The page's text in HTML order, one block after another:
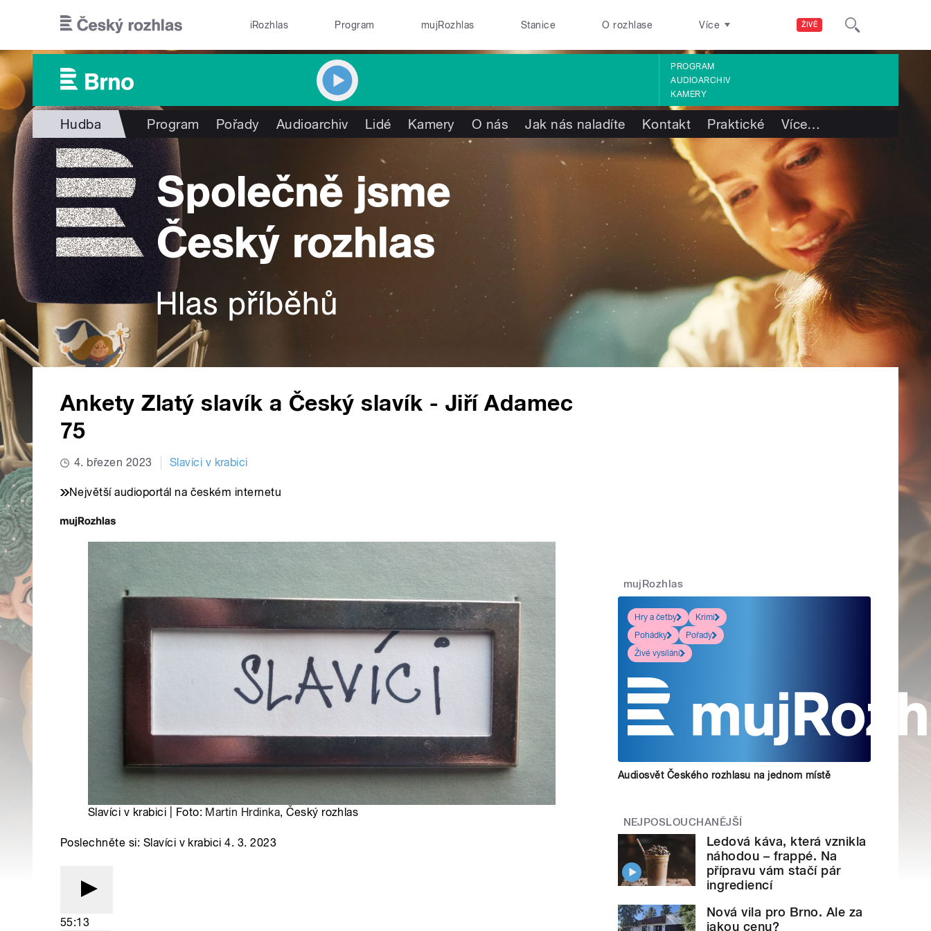
ŽIVĚ
iRozhlas Program mujRozhlas Stanice O rozhlase Více
PROGRAM
AUDIOARCHIV
KAMERY
Hudba Program Pořady Audioarchiv Lidé Kamery O nás Jak nás naladíte Kontakt Praktické Více…
Ankety Zlatý slavík a Český slavík - Jiří Adamec
75
4. březen 2023 Slavíci v krabici
Největší audioportál na českém internetu
Slavíci v krabici | Foto: Martin Hrdinka, Český rozhlas
Poslechněte si: Slavíci v krabici 4. 3. 2023
55:13
mujRozhlas
Hry a četby
Krimi
Pohádky
Pořady
Živé vysílání
Audiosvět Českého rozhlasu na jednom místě
NEJPOSLOUCHANĚJŠÍ
Ledová káva, která vznikla
náhodou – frappé. Na
přípravu vám stačí pár
ingrediencí
Nová vila pro Brno. Ale za
jakou cenu?